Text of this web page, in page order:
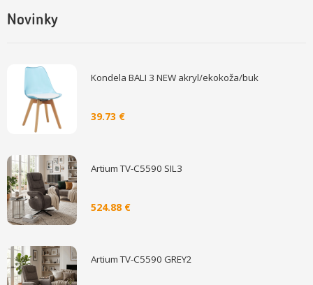
Novinky
Kondela BALI 3 NEW akryl/ekokoža/buk
39.73 €
Artium TV-C5590 SIL3
524.88 €
Artium TV-C5590 GREY2